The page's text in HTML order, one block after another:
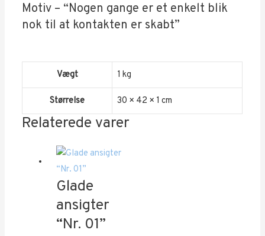
Motiv – “Nogen gange er et enkelt blik
nok til at kontakten er skabt”
Vægt 1 kg
Størrelse 30 × 42 × 1 cm
Relaterede varer
Glade
ansigter
“Nr. 01”